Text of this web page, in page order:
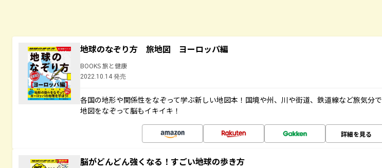
地球のなぞり方 旅地図 ヨーロッパ編
BOOKS 旅と健康
2022.10.14 発売
各国の地形や関係性をなぞって学ぶ新しい地図本！国境や州、川や街道、鉄道線など旅気分で
地図をなぞって脳もイキイキ！
詳細を見る
脳がどんどん強くなる！すごい地球の歩き方